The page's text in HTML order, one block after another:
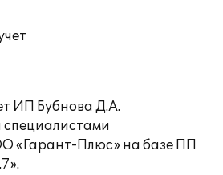
ИП Бубнова Д.А.
«Гарант-Плюс» на базе ПП